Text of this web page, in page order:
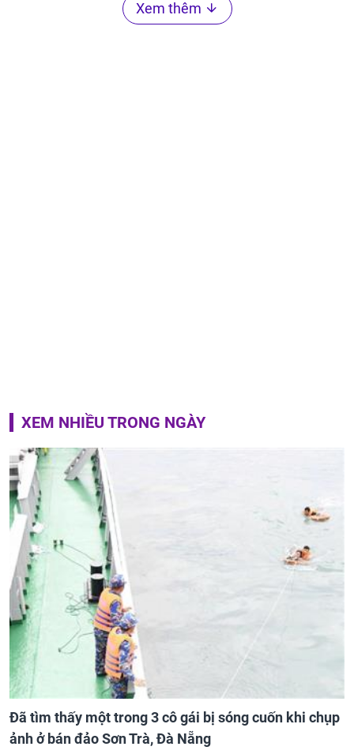
Xem thêm
XEM NHIỀU TRONG NGÀY
Đã tìm thấy một trong 3 cô gái bị sóng cuốn khi chụp
ảnh ở bán đảo Sơn Trà, Đà Nẵng